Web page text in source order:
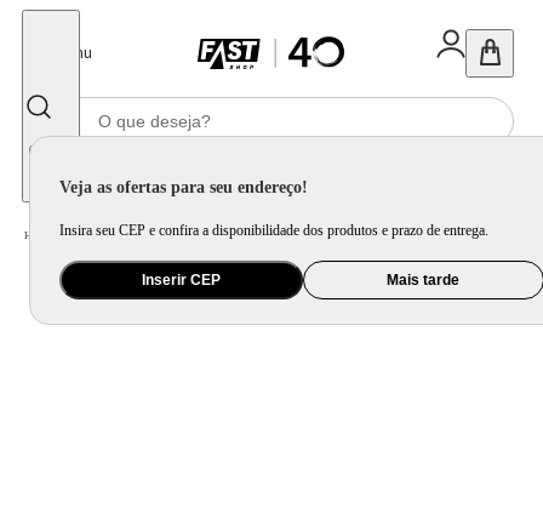
Menu
Veja as ofertas para seu endereço!
Insira seu CEP e confira a disponibilidade dos produtos e prazo de entrega.
Inserir CEP Mais tarde
Home Brinquedo e Colecionável / Para Colecionar